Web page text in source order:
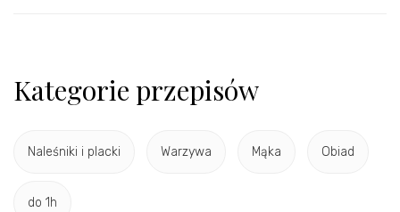
Kategorie przepisów
Naleśniki i placki Warzywa Mąka Obiad
do 1h